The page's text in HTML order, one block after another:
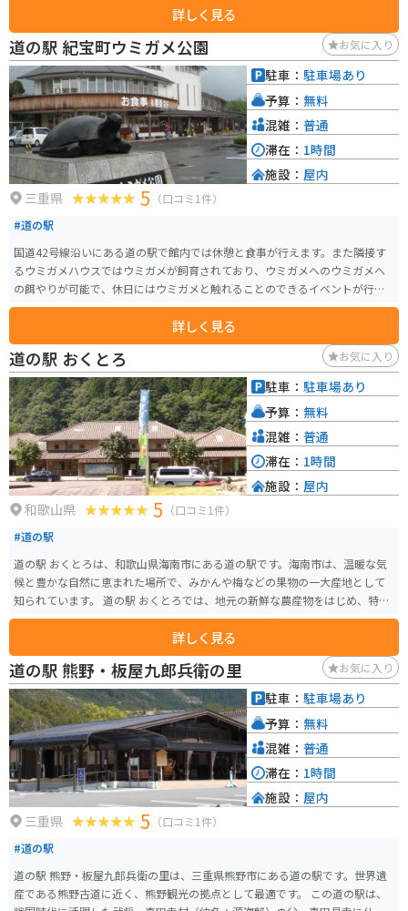
があります。春は水が張られ、５月頃に田植え、夏は稲が風に揺れて綺麗で
夜には蛍も見られます。また秋は稲穂が黄金色に輝き、冬は比較的暖かいです
が雪景色が見れる事もあり、おすすめです。
詳しく見る
道の駅 紀宝町ウミガメ公園 お気に入り
三重県 5 （口コミ1件）
#道の駅
国道42号線沿いにある道の駅で館内では休憩と食事が行えます。また隣接す
るウミガメハウスではウミガメが飼育されており、ウミガメへのウミガメへ
の餌やりが可能で、休日にはウミガメと触れることのできるイベントが行わ
れている。
詳しく見る
駐車： 駐車場あり
予算： 無料
混雑： 普通
滞在： 1時間
施設： 屋内
道の駅 おくとろ お気に入り
和歌山県 5 （口コミ1件）
#道の駅
道の駅 おくとろは、和歌山県海南市にある道の駅です。海南市は、温暖な気
候と豊かな自然に恵まれた場所で、みかんや梅などの果物の一大産地として
知られています。 道の駅 おくとろでは、地元の新鮮な農産物をはじめ、特産
品や加工品を販売しています。中でもおすすめは、海南市特産の「紀州うめ
どり」を使った料理です。新鮮で弾力のある鶏肉は、ジューシーで旨みが強
く、お土産にも最適です。 また、道の駅 おくとろは、バイクツーリングの休
憩スポットとしても人気があります。周辺には、風光明媚な海岸線や山岳路
など、変化に富んだツーリングコースが広がっており、道の駅はその拠点と
して最適です。駐車場も広く、休憩 facilities も充実しているので、安心して
バイクを停めて休むことができます。 道の駅 おくとろを訪れた際には、ぜひ
周辺の観光スポットにも足を運んでみてください。おすすめは、世界遺産に
登録されている熊野古道です。道の駅 おくとろから車で約1時間30分の距離
にあり、古代から続く歴史と文化を感じることができます。
詳しく見る
駐車： 駐車場あり
予算： 無料
混雑： 普通
滞在： 1時間
施設： 屋内
道の駅 熊野・板屋九郎兵衛の里 お気に入り
三重県 5 （口コミ1件）
#道の駅
道の駅 熊野・板屋九郎兵衛の里は、三重県熊野市にある道の駅です。世界遺
産である熊野古道に近く、熊野観光の拠点として最適です。 この道の駅は、
駐車： 駐車場あり
予算： 無料
混雑： 普通
滞在： 1時間
施設： 屋内